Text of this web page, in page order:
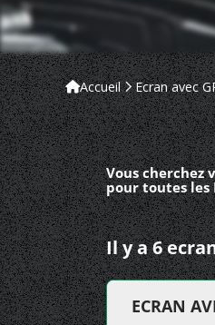
Accueil Ecran avec
Vous cherchez
pour toutes les
Il y a 6
ECRAN